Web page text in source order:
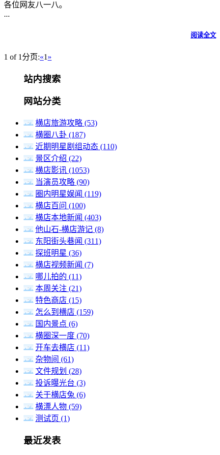
各位网友八一八。
...
阅读全文
1 of 1 分页:«1 »
站内搜索
网站分类
横店旅游攻略 (53)
横圈八卦 (187)
近期明星剧组动态 (110)
景区介绍 (22)
横店影讯 (1053)
当演员攻略 (90)
圈内明星娱闻 (119)
横店百问 (100)
横店本地新闻 (403)
他山石-横店游记 (8)
东阳街头巷闻 (311)
探班明星 (36)
横店视频新闻 (7)
哪儿拍的 (11)
本周关注 (21)
特色商店 (15)
怎么到横店 (159)
国内景点 (6)
横圈深一度 (70)
开车去横店 (11)
杂物间 (61)
文件规划 (28)
投诉曝光台 (3)
关于横店兔 (6)
横漂人物 (59)
测试页 (1)
最近发表